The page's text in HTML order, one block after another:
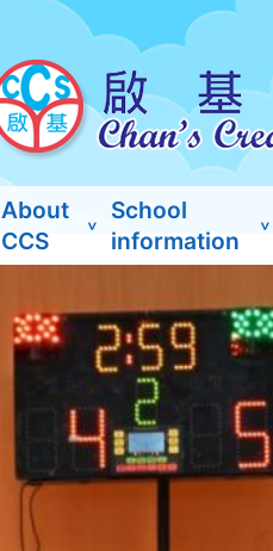
About
CCS
School
information